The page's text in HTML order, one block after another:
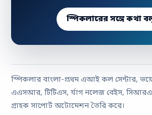
স্পিকলারের সঙ্গে কথা
স্পিকলার বাংলা-প্রথম এআই কল সেন্টার,
এএসআর, টিটিএস, র্যাগ নলেজ বেইস,
গ্রাহক সাপোর্ট অটোমেশন তৈরি করে।